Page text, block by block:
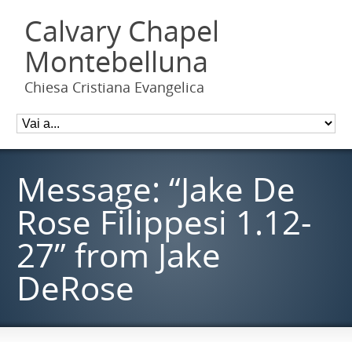
Calvary Chapel
Montebelluna
Chiesa Cristiana Evangelica
Message: “Jake De
Rose Filippesi 1.12-
27” from Jake
DeRose